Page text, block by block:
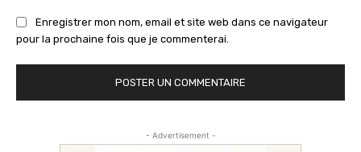
Enregistrer mon nom, email et site web dans ce navigateur
pour la prochaine fois que je commenterai.
- Advertisement -